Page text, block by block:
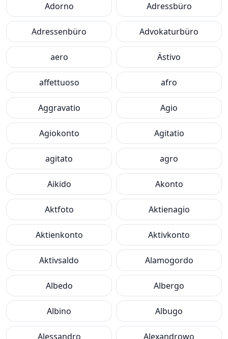
Adorno Adressbüro
Adressenbüro Advokaturbüro
aero Ästivo
affettuoso afro
Aggravatio Agio
Agiokonto Agitatio
agitato agro
Aikido Akonto
Aktfoto Aktienagio
Aktienkonto Aktivkonto
Aktivsaldo Alamogordo
Albedo Albergo
Albino Albugo
Alessandro Alexandrowo